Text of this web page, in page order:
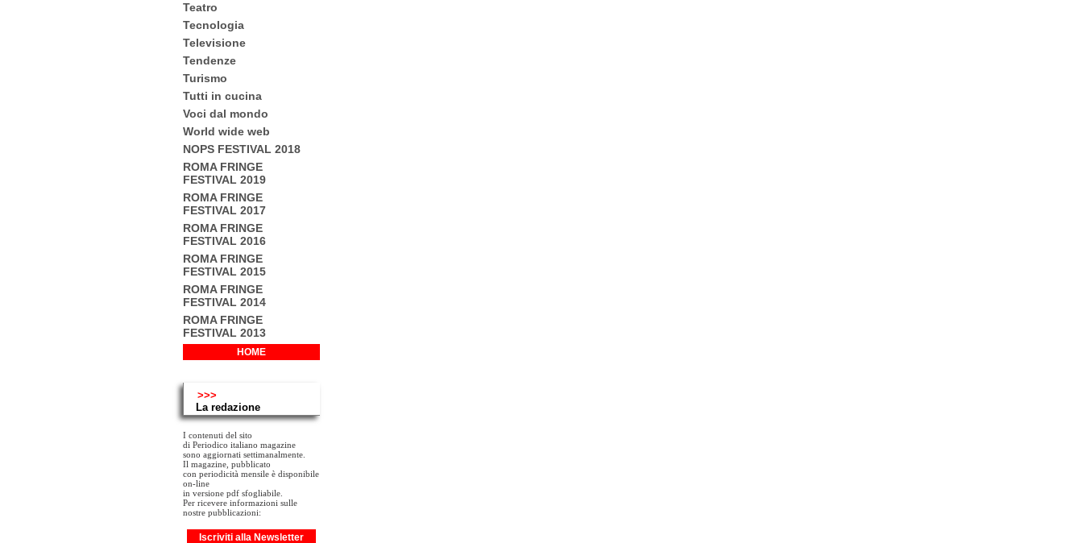
Teatro
Tecnologia
Televisione
Tendenze
Turismo
Tutti in cucina
Voci dal mondo
World wide web
NOPS FESTIVAL 2018
ROMA FRINGE
FESTIVAL 2019
ROMA FRINGE
FESTIVAL 2017
ROMA FRINGE
FESTIVAL 2016
ROMA FRINGE
FESTIVAL 2015
ROMA FRINGE
FESTIVAL 2014
ROMA FRINGE
FESTIVAL 2013
HOME
>>>
La redazione
I contenuti del sito
di Periodico italiano magazine
sono aggiornati settimanalmente.
Il magazine, pubblicato
con periodicità mensile è disponibile
on-line
in versione pdf sfogliabile.
Per ricevere informazioni sulle
nostre pubblicazioni:
Iscriviti alla Newsletter